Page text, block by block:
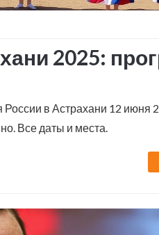
2025:
в Астрахани 12 июня
Все даты и места.